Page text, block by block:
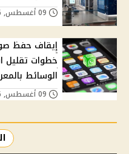
إيقاف حفظ
خطوات تقليل
الوسائط